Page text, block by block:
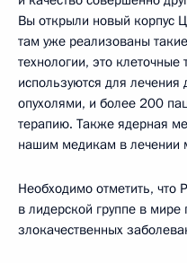
Вы открыли новый корпус
там уже реализованы
технологии, это клеточные
используются для
опухолями, и более 200
терапию. Также ядерная
нашим медикам в лечении
Необходимо отметить, что
в лидерской группе в
злокачественных